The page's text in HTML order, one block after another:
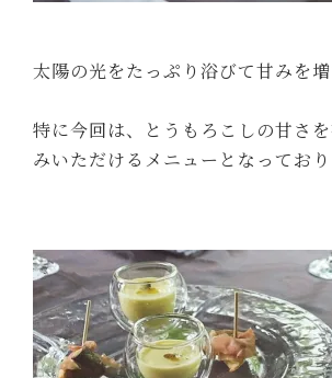
太陽の光をたっぷり浴びて甘みを増
特に今回は、とうもろこしの甘さ
みいただけるメニューとなっており